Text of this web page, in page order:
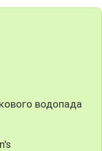
водопада